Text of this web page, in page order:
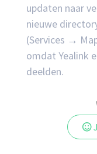
updaten naar
nieuwe
(Services →
omdat Yealink
deelden.